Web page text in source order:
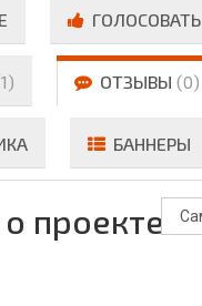
ГОЛОСОВАТЬ
ОТЗЫВЫ (0)
БАННЕРЫ
проекте